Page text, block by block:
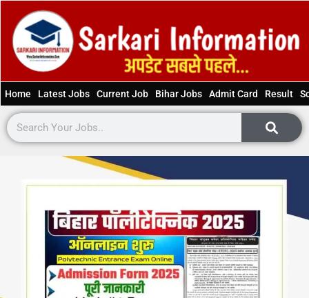
Home Latest Jobs Current Job Bihar Jobs Admit Card Result